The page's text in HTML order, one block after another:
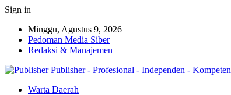
Sign in
Minggu, Agustus 9, 2026
Pedoman Media Siber
Redaksi & Manajemen
Publisher - Profesional - Independen - Kompeten
Warta Daerah